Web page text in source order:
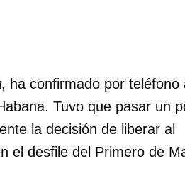
, ha confirmado por teléfono
Tuvo que pasar un
la decisión de liberar al
el desfile del Primero de